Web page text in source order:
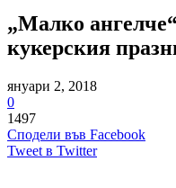
„Малко
кукерския
януари 2, 2018
0
1497
Сподели във Facebook
Tweet в Twitter